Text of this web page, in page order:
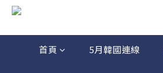
首頁 5月韓國連線